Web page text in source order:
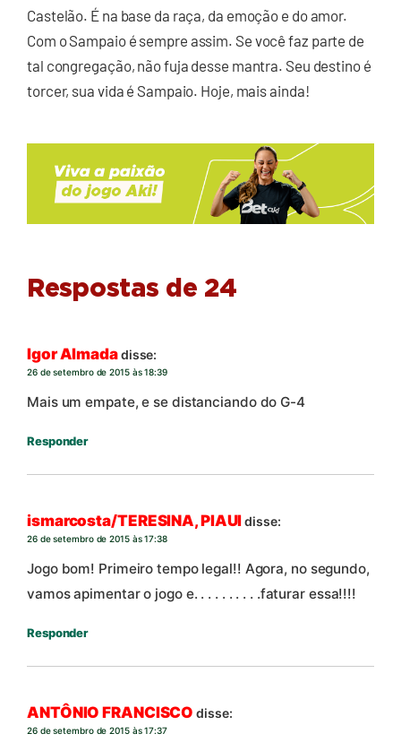
Castelão. É na base da raça, da emoção e do amor.
Com o Sampaio é sempre assim. Se você faz parte de
tal congregação, não fuja desse mantra. Seu destino é
torcer, sua vida é Sampaio. Hoje, mais ainda!
Respostas de 24
Igor Almadadisse:
26 de setembro de 2015 às 18:39
Mais um empate, e se distanciando do G-4
Responder
ismarcosta/TERESINA, PIAUIdisse:
26 de setembro de 2015 às 17:38
Jogo bom! Primeiro tempo legal!! Agora, no segundo,
vamos apimentar o jogo e. . . . . . . . . .faturar essa!!!!
Responder
ANTÔNIO FRANCISCO disse:
26 de setembro de 2015 às 17:37